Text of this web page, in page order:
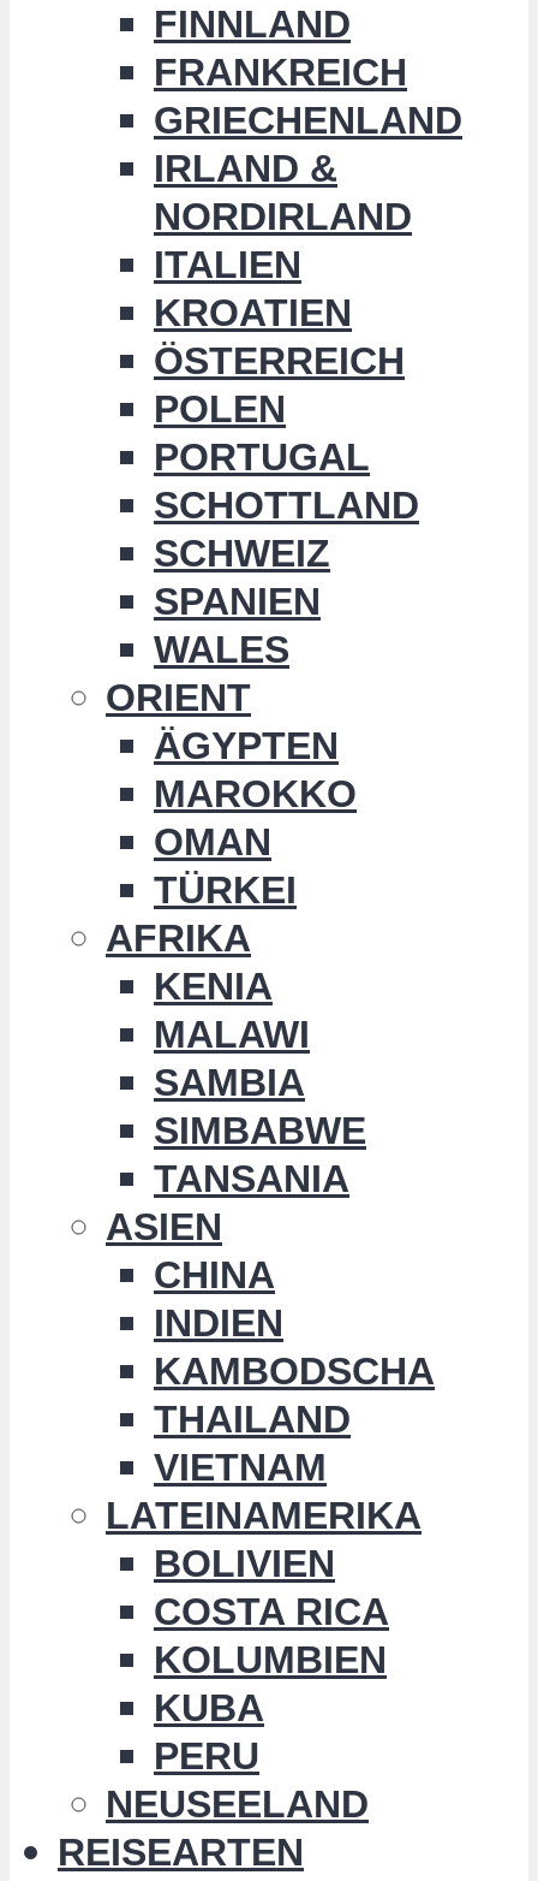
FINNLAND
FRANKREICH
GRIECHENLAND
IRLAND &
NORDIRLAND
ITALIEN
KROATIEN
ÖSTERREICH
POLEN
PORTUGAL
SCHOTTLAND
SCHWEIZ
SPANIEN
WALES
ORIENT
ÄGYPTEN
MAROKKO
OMAN
TÜRKEI
AFRIKA
KENIA
MALAWI
SAMBIA
SIMBABWE
TANSANIA
ASIEN
CHINA
INDIEN
KAMBODSCHA
THAILAND
VIETNAM
LATEINAMERIKA
BOLIVIEN
COSTA RICA
KOLUMBIEN
KUBA
PERU
NEUSEELAND
REISEARTEN